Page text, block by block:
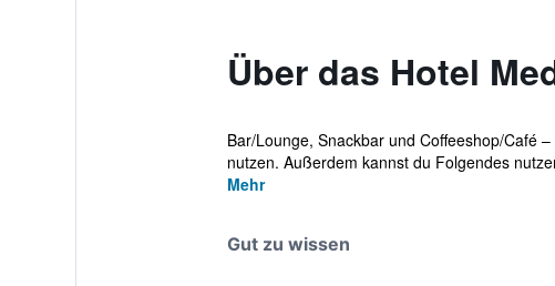
Über das Hotel
Bar/Lounge, Snackbar und Coffeeshop/Café
nutzen. Außerdem kannst du Folgendes
Mehr
Gut zu wissen